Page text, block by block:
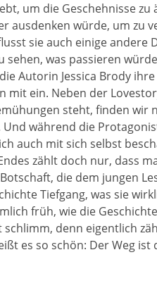
um die Geschehnisse
ausdenken würde, um zu
sie auch einige
sehen, was passieren
Autorin Jessica Brody
mit ein. Neben der
steht, finden wir
während die
auch mit sich selbst
zählt doch nur, dass
die dem jungen
Tiefgang, was sie
früh, wie die
denn eigentlich
es so schön: Der Weg ist